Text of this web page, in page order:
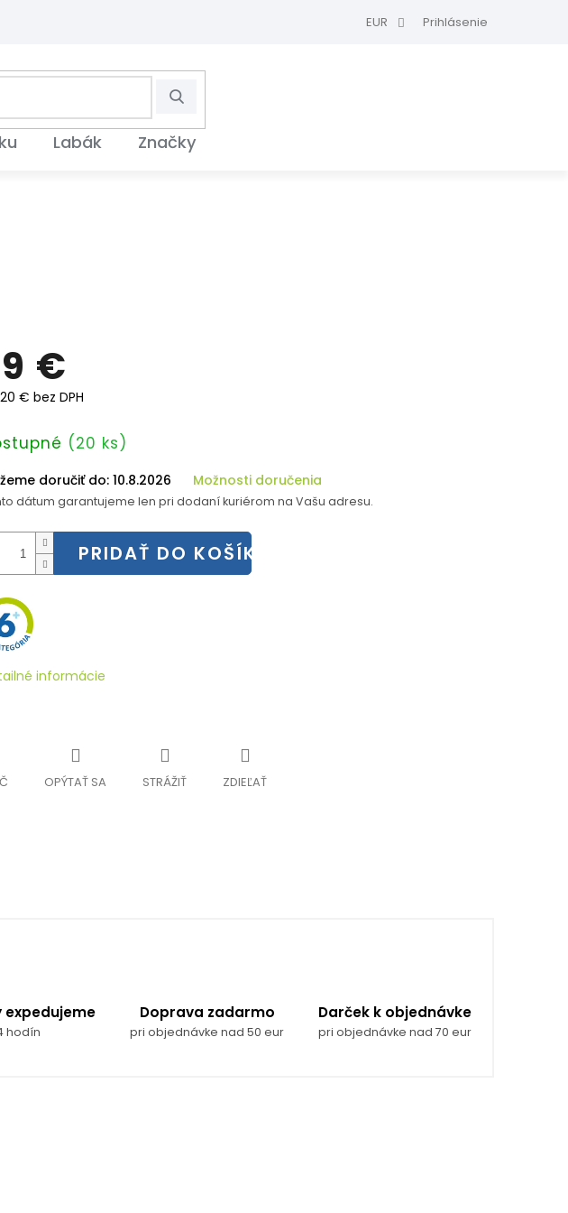
EUR Prihlásenie
Hľadať
Labák Značky
€
€ bez DPH
(20 ks)
doručiť do:10.8.2026 Možnosti doručenia
dátum garantujeme len pri dodaní kuriérom na Vašu adresu.
PRIDAŤ DO KOŠÍKA
informácie
OPÝTAŤ SA STRÁŽIŤ ZDIEĽAŤ
expedujeme
hodín
Doprava zadarmo
pri objednávke nad 50 eur
Darček k objednávke
pri objednávke nad 70 eur